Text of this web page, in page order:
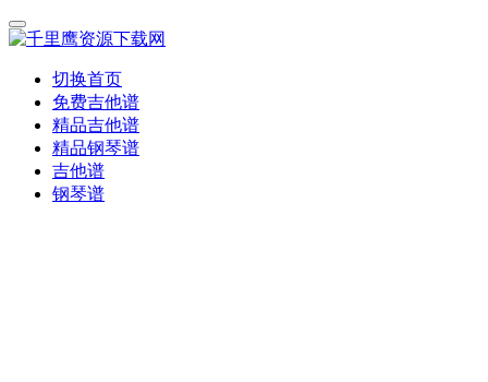
切换首页
免费吉他谱
精品吉他谱
精品钢琴谱
吉他谱
钢琴谱